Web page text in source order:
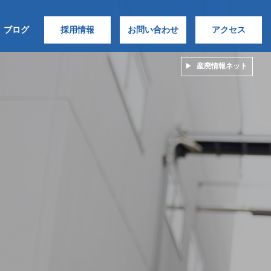
産廃情報ネット
ブログ 採用情報 お問い合わせ アクセス